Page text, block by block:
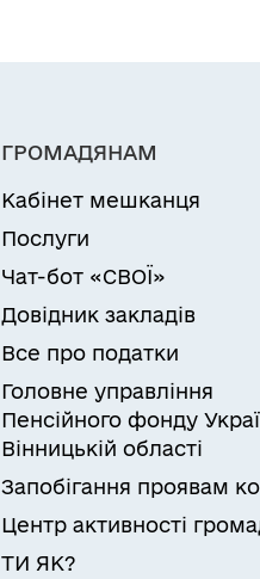
ГРОМАДЯНАМ
Кабінет мешканця
Послуги
Чат-бот «СВОЇ»
Довідник закладів
Все про податки
Головне управління
Пенсійного фонду
Вінницькій області
Запобігання проявам
Центр активності
ТИ ЯК?